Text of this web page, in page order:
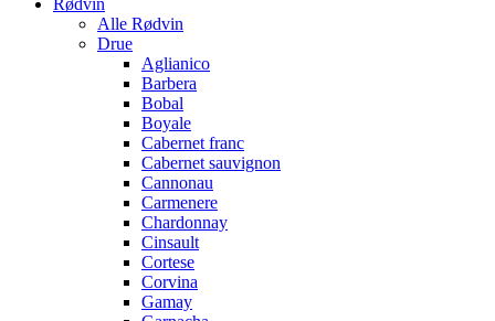
Alle Rødvin
Drue
Aglianico
Barbera
Bobal
Boyale
Cabernet franc
Cabernet sauvignon
Cannonau
Carmenere
Chardonnay
Cinsault
Cortese
Corvina
Gamay